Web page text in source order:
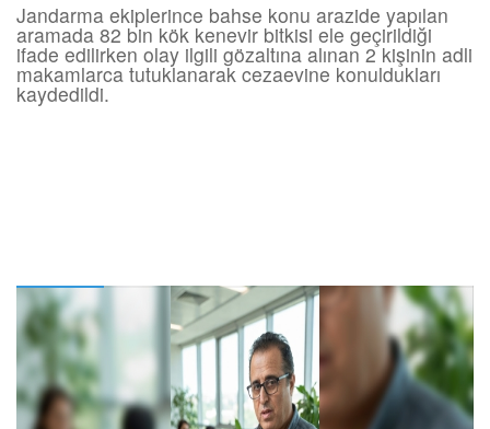
Jandarma ekiplerince bahse konu arazide yapılan
aramada 82 bin kök kenevir bitkisi ele geçirildiği
ifade edilirken olay ilgili gözaltına alınan 2 kişinin adli
makamlarca tutuklanarak cezaevine konuldukları
kaydedildi.